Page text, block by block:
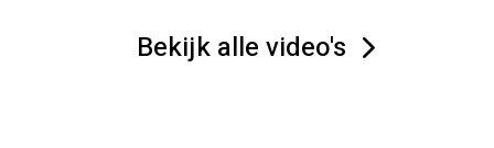
Bekijk alle video's